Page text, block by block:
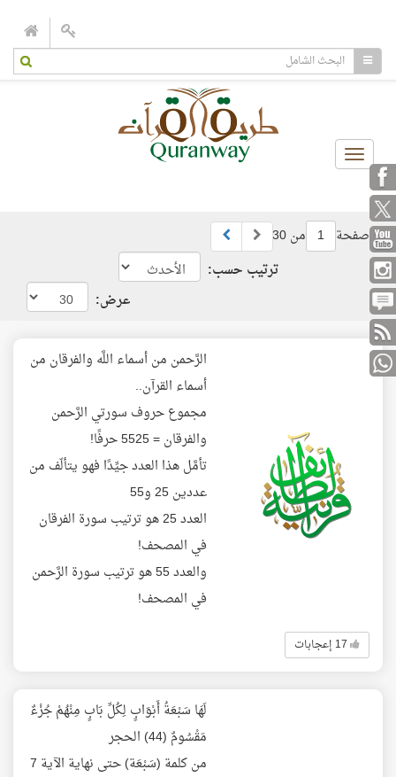
Toggle
navigation
صفحة 1 من 30
ترتيب حسب:
عرض:
الرَّحمن من أسماء اللَّه والفرقان من
أسماء القرآن..
مجموع حروف سورتي الرَّحمن
والفرقان = 5525 حرفًا!
تأمَّل هذا العدد جيِّدًا فهو يتألّف من
عددين 25 و55
العدد 25 هو ترتيب سورة الفرقان
في المصحف!
والعدد 55 هو ترتيب سورة الرَّحمن
في المصحف!
17 إعجابات
لَهَا سَبْعَةُ أَبْوَابٍ لِكُلِّ بَابٍ مِنْهُمْ جُزْءٌ
مَقْسُومٌ (44) الحجر
من كلمة (سَبْعَة) حتى نهاية الآية 7